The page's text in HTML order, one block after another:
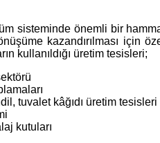
sisteminde önemli bir
kazandırılması için
kullanıldığı üretim tesisleri;
tuvalet kâğıdı üretim tesisleri
kutuları